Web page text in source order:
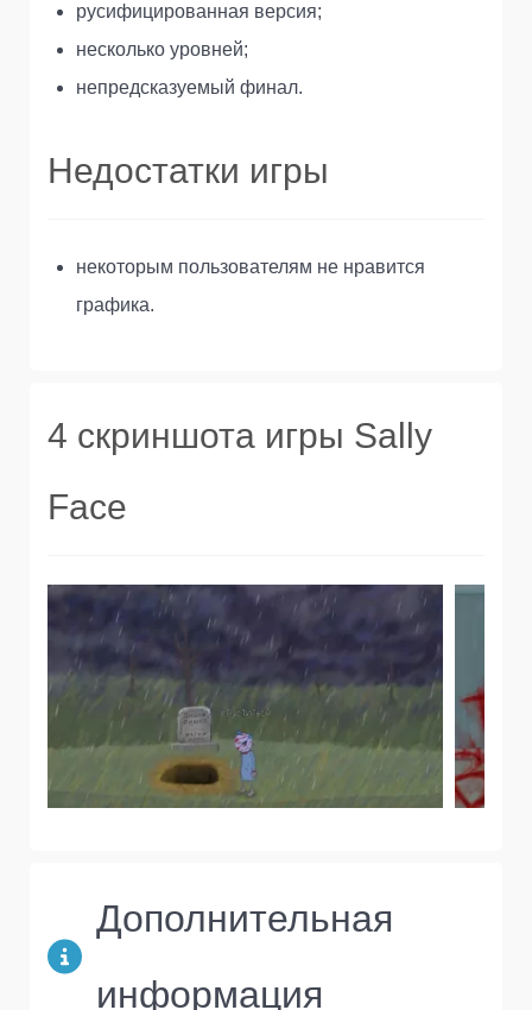
русифицированная версия;
несколько уровней;
непредсказуемый финал.
Недостатки игры
некоторым пользователям не нравится
графика.
4 скриншота игры Sally
Face
Дополнительная
информация